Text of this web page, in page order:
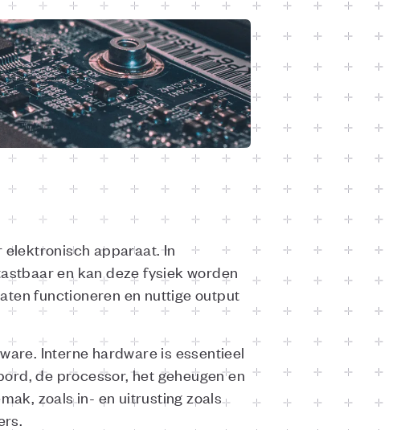
apparaat. In
en kan deze fysiek worden
functioneren en nuttige output
Interne hardware is essentieel
de processor, het geheugen en
zoals in- en uitrusting zoals